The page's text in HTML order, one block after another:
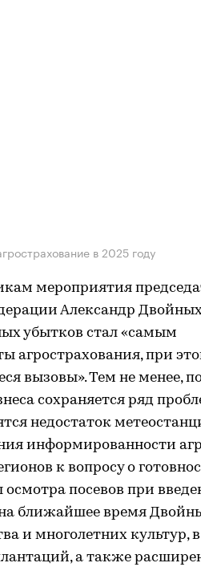
в 2025 году
мероприятия
Александр
убытков стал «самым
агрострахования, при
вызовы». Тем не менее,
сохраняется ряд
недостаток
информированности
к вопросу о
посевов при
ближайшее время
и многолетних культур,
а также